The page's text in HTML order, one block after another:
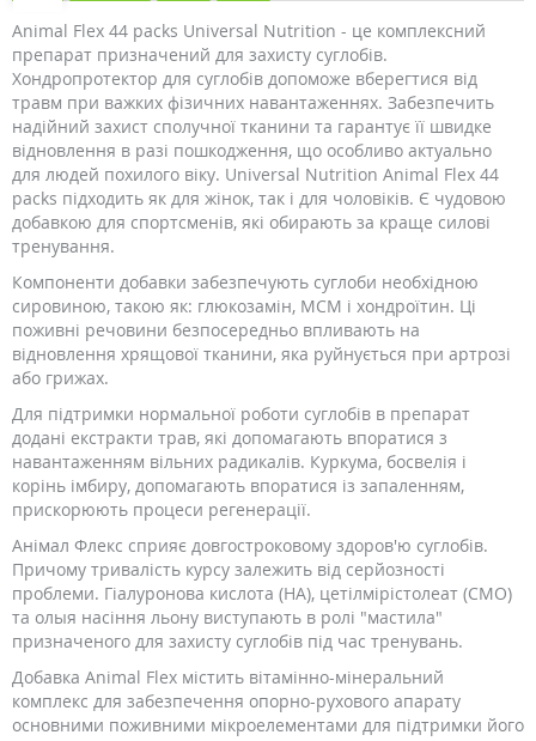
Animal Flex 44 packs Universal Nutrition - це комплексний
препарат призначений для захисту суглобів.
Хондропротектор для суглобів допоможе вберегтися від
травм при важких фізичних навантаженнях. Забезпечить
надійний захист сполучної тканини та гарантує її швидке
відновлення в разі пошкодження, що особливо актуально
для людей похилого віку. Universal Nutrition Animal Flex 44
packs підходить як для жінок, так і для чоловіків. Є чудовою
добавкою для спортсменів, які обирають за краще силові
тренування.
Компоненти добавки забезпечують суглоби необхідною
сировиною, такою як: глюкозамін, МСМ і хондроїтин. Ці
поживні речовини безпосередньо впливають на
відновлення хрящової тканини, яка руйнується при артрозі
або грижах.
Для підтримки нормальної роботи суглобів в препарат
додані екстракти трав, які допомагають впоратися з
навантаженням вільних радикалів. Куркума, босвелія і
корінь імбиру, допомагають впоратися із запаленням,
прискорюють процеси регенерації.
Анімал Флекс сприяє довгостроковому здоров'ю суглобів.
Причому тривалість курсу залежить від серйозності
проблеми. Гіалуронова кислота (HA), цетілмірістолеат (CMO)
та олыя насіння льону виступають в ролі "мастила"
призначеного для захисту суглобів під час тренувань.
Добавка Animal Flex містить вітамінно-мінеральний
комплекс для забезпечення опорно-рухового апарату
основними поживними мікроелементами для підтримки його